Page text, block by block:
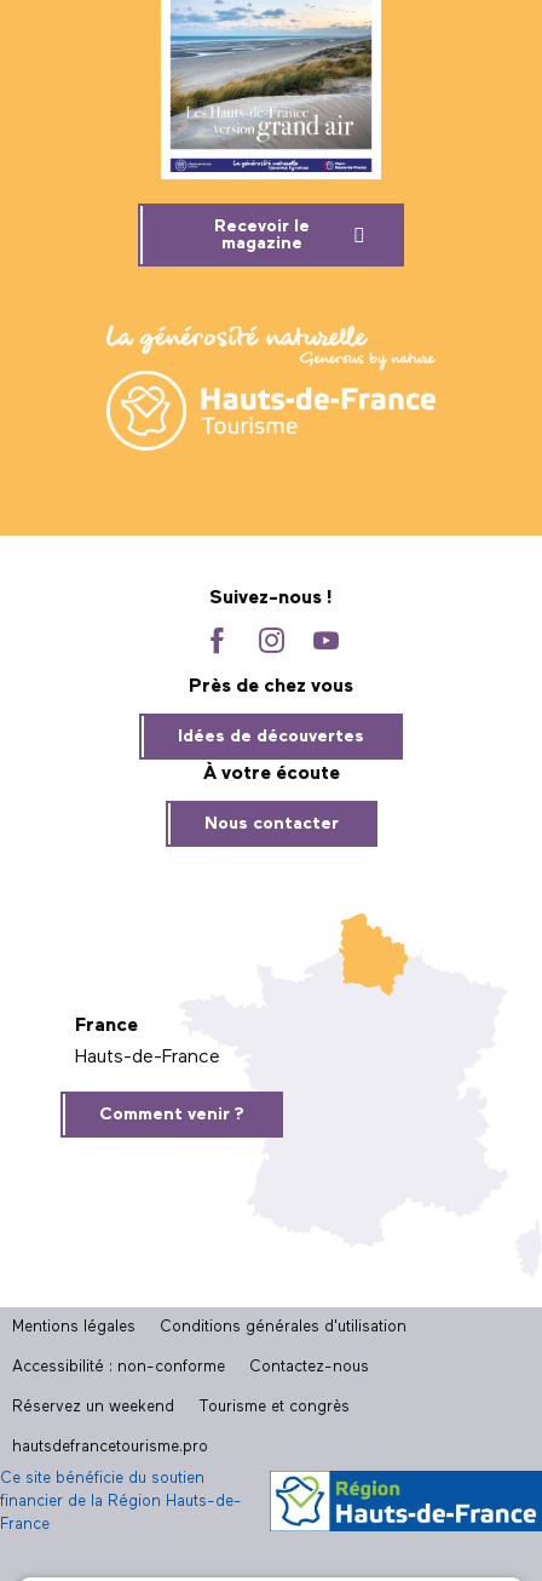
Recevoir le
magazine
Suivez-nous !
Près de chez vous
Idées de découvertes
À votre écoute
Nous contacter
France
Hauts-de-France
Comment venir ?
Mentions légales Conditions générales d'utilisation
Accessibilité : non-conforme Contactez-nous
Réservez un weekend Tourisme et congrès
hautsdefrancetourisme.pro
Ce site bénéficie du soutien
financier de la Région Hauts-de-
France